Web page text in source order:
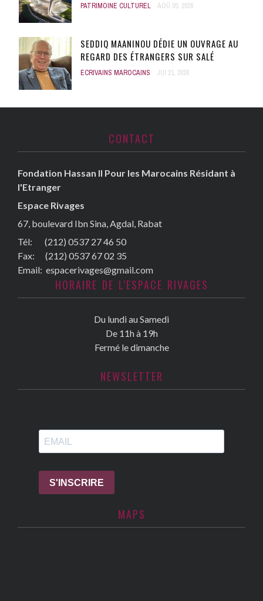
PATRIMOINE CULTUREL AOÛ 05, 2026
SEDDIQ MAANINOU DÉDIE UN OUVRAGE AU
REGARD DES ÉTRANGERS SUR SALÉ
ECRIVAINS MAROCAINS JUI 21, 2026
CONTACT
Fondation Hassan II Pour les Marocains Résidant à
l'Etranger
Espace Rivages
67, boulevard Ibn Sina, Agdal, Rabat
Tél: (212) 0537 27 46 50
Fax: (212) 0537 67 02 35
Email: espacerivages@gmail.com
HORAIRE DE L'ESPACE RIVAGES
Du lundi au Samedi
De 11h à 19h
Fermé le dimanche
NEWSLETTER
MAPS